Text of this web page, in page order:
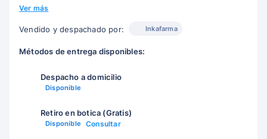
Ver más
Vendido y despachado por: Inkafarma
Métodos de entrega disponibles:
Despacho a domicilio
Disponible
Retiro en botica (Gratis)
Disponible Consultar